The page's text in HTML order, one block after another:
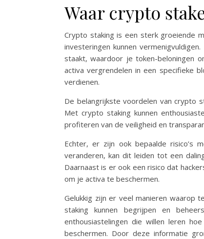
Waar crypto
Crypto staking is een sterk groeiende
investeringen kunnen
staakt, waardoor je token-beloningen
activa vergrendelen in een specifieke
verdienen.
De belangrijkste voordelen van crypto
Met crypto staking kunnen
profiteren van de veiligheid en
Echter, er zijn ook bepaalde risico’s
veranderen, kan dit leiden tot een
Daarnaast is er ook een risico dat
om je activa te beschermen.
Gelukkig zijn er veel manieren waarop
staking kunnen begrijpen en
enthousiastelingen die willen leren
beschermen. Door deze informatie